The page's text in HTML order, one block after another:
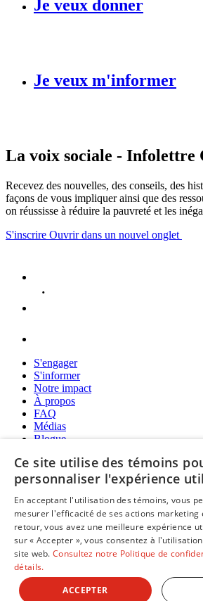
Je veux donner
Je veux m'informer
La voix sociale - Infolettre
Recevez des nouvelles, des conseils, des
façons de vous impliquer ainsi que des
on réussisse à réduire la pauvreté et les
S'inscrire Ouvrir dans un nouvel onglet
S'engager
S'informer
Notre impact
À propos
FAQ
Médias
Blogue
101, rue Lavoie, bureau 10
Rimouski (Québec) G5L 5Y2
418 775-5555
Une réalisation
Ce site utilise des témoins
personnaliser l'expérience
En acceptant l'utilisation des témoins, vous
mesurer l'efficacité de ses actions marketing
retour, vous avez une meilleure expérience
sur « Accepter », vous consentez à
site web. Consultez notre Politique de
détails.
ACCEPTER